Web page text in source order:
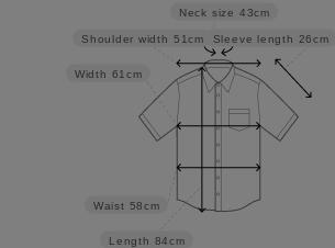
Sleeve length 26cm
Neck size 43cm
Length 84cm
Waist 58cm
Width 61cm
Shoulder width 51cm